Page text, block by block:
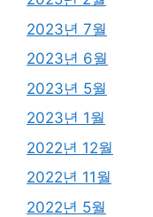
2023년 7월
2023년 6월
2023년 5월
2023년 1월
2022년 12월
2022년 11월
2022년 5월